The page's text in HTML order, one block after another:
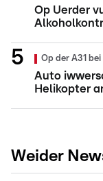
Op Uerder
Op der A31
Auto
Helikopter
Weider